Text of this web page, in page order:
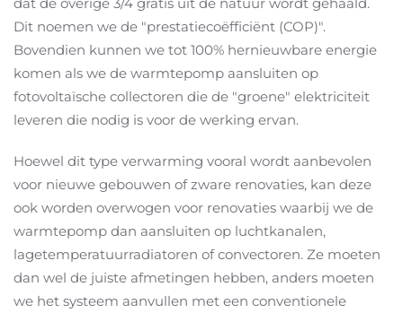
Dit noemen we de "prestatiecoëfficiënt (COP)".
Bovendien kunnen we tot 100% hernieuwbare energie
komen als we de warmtepomp aansluiten op
fotovoltaïsche collectoren die de "groene" elektriciteit
leveren die nodig is voor de werking ervan.
Hoewel dit type verwarming vooral wordt aanbevolen
voor nieuwe gebouwen of zware renovaties, kan deze
ook worden overwogen voor renovaties waarbij we de
warmtepomp dan aansluiten op luchtkanalen,
lagetemperatuurradiatoren of convectoren. Ze moeten
dan wel de juiste afmetingen hebben, anders moeten
we het systeem aanvullen met een conventionele